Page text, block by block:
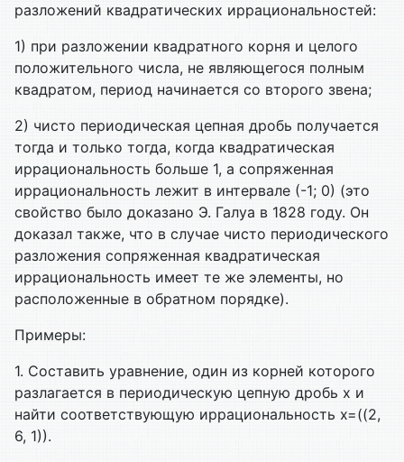
разложений квадратических иррациональностей:
1) при разложении квадратного корня и целого
положительного числа, не являющегося полным
квадратом, период начинается со второго звена;
2) чисто периодическая цепная дробь получается
тогда и только тогда, когда квадратическая
иррациональность больше 1, а сопряженная
иррациональность лежит в интервале (-1; 0) (это
свойство было доказано Э. Галуа в 1828 году. Он
доказал также, что в случае чисто периодического
разложения сопряженная квадратическая
иррациональность имеет те же элементы, но
расположенные в обратном порядке).
Примеры:
1. Составить уравнение, один из корней которого
разлагается в периодическую цепную дробь x и
найти соответствующую иррациональность x=((2,
6, 1)).